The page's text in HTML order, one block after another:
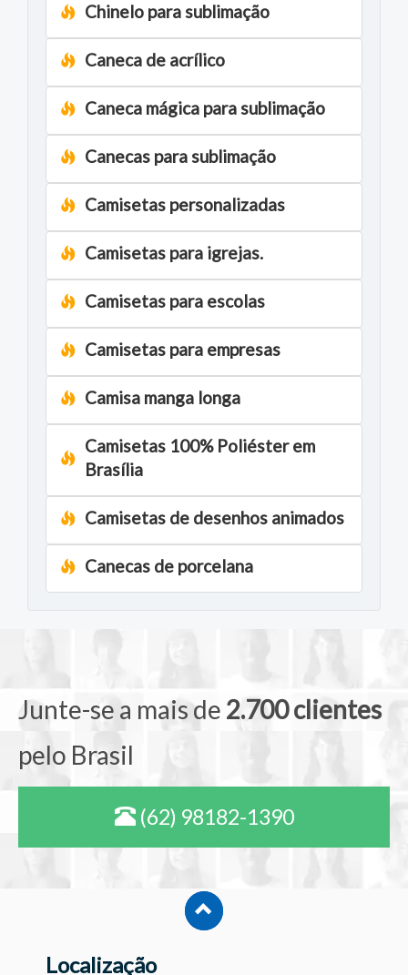
Chinelo para sublimação
Caneca de acrílico
Caneca mágica para sublimação
Canecas para sublimação
Camisetas personalizadas
Camisetas para igrejas.
Camisetas para escolas
Camisetas para empresas
Camisa manga longa
Camisetas 100% Poliéster em
Brasília
Camisetas de desenhos animados
Canecas de porcelana
Junte-se a mais de 2.700 clientes
pelo Brasil
(62) 98182-1390
Localização